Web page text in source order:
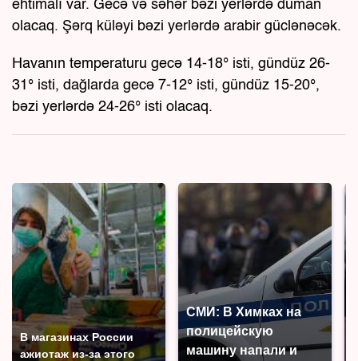
ehtimalı var. Gecə və səhər bəzi yerlərdə duman
olacaq. Şərq küləyi bəzi yerlərdə arabir güclənəcək.
Havanın temperaturu gecə 14-18° isti, gündüz 26-
31° isti, dağlarda gecə 7-12° isti, gündüz 15-20°,
bəzi yerlərdə 24-26° isti olacaq.
В магазинах России
ажиотаж из-за этого
СМИ: В Химках на
полицейскую
машину напали и